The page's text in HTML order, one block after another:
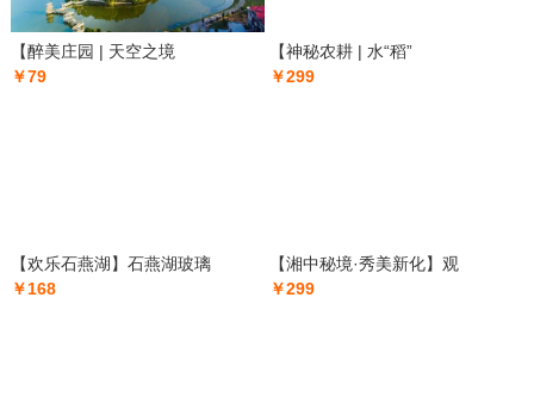
【醉美庄园 | 天空之境
￥79
【神秘农耕 | 水“稻”
￥299
【欢乐石燕湖】石燕湖玻璃
￥168
【湘中秘境·秀美新化】观
￥299